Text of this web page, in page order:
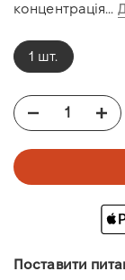
концентрація...
1 шт.
Поставити